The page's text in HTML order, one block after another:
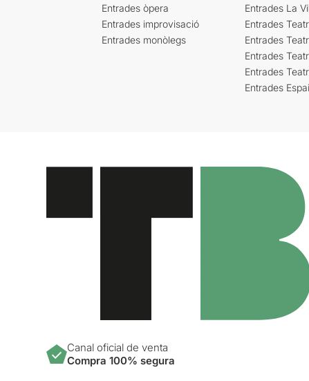
Entrades òpera
Entrades improvisació
Entrades monòlegs
Entrades La
Entrades
Entrades
Entrades
Entrades
Entrades
Canal oficial de venta
Compra 100% segura